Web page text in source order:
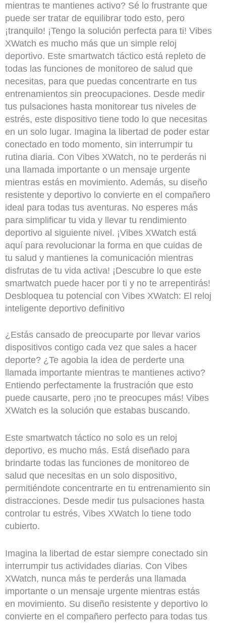
mientras te mantienes activo? Sé lo frustrante que
puede ser tratar de equilibrar todo esto, pero
¡tranquilo! ¡Tengo la solución perfecta para ti! Vibes
XWatch es mucho más que un simple reloj
deportivo. Este smartwatch táctico está repleto de
todas las funciones de monitoreo de salud que
necesitas, para que puedas concentrarte en tus
entrenamientos sin preocupaciones. Desde medir
tus pulsaciones hasta monitorear tus niveles de
estrés, este dispositivo tiene todo lo que necesitas
en un solo lugar. Imagina la libertad de poder estar
conectado en todo momento, sin interrumpir tu
rutina diaria. Con Vibes XWatch, no te perderás ni
una llamada importante o un mensaje urgente
mientras estás en movimiento. Además, su diseño
resistente y deportivo lo convierte en el compañero
ideal para todas tus aventuras. No esperes más
para simplificar tu vida y llevar tu rendimiento
deportivo al siguiente nivel. ¡Vibes XWatch está
aquí para revolucionar la forma en que cuidas de
tu salud y mantienes la comunicación mientras
disfrutas de tu vida activa! ¡Descubre lo que este
smartwatch puede hacer por ti y no te arrepentirás!
Desbloquea tu potencial con Vibes XWatch: El reloj
inteligente deportivo definitivo
¿Estás cansado de preocuparte por llevar varios
dispositivos contigo cada vez que sales a hacer
deporte? ¿Te agobia la idea de perderte una
llamada importante mientras te mantienes activo?
Entiendo perfectamente la frustración que esto
puede causarte, pero ¡no te preocupes más! Vibes
XWatch es la solución que estabas buscando.
Este smartwatch táctico no solo es un reloj
deportivo, es mucho más. Está diseñado para
brindarte todas las funciones de monitoreo de
salud que necesitas en un solo dispositivo,
permitiéndote concentrarte en tu entrenamiento sin
distracciones. Desde medir tus pulsaciones hasta
controlar tu estrés, Vibes XWatch lo tiene todo
cubierto.
Imagina la libertad de estar siempre conectado sin
interrumpir tus actividades diarias. Con Vibes
XWatch, nunca más te perderás una llamada
importante o un mensaje urgente mientras estás
en movimiento. Su diseño resistente y deportivo lo
convierte en el compañero perfecto para todas tus